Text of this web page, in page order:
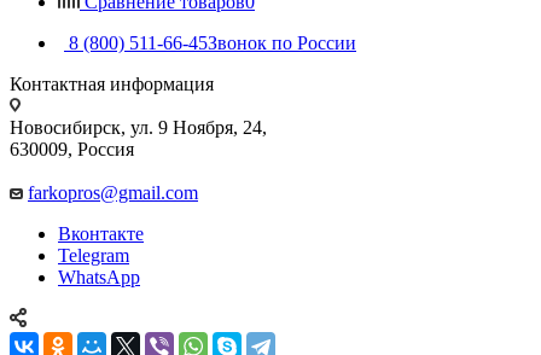
8 (800) 511-66-45Звонок по России
Контактная информация
Новосибирск, ул. 9 Ноября, 24,
630009, Россия
farkopros@gmail.com
Вконтакте
Telegram
WhatsApp